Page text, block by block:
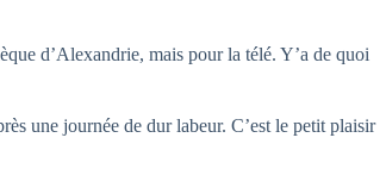
d’Alexandrie, mais pour la télé. Y’a de quoi
une journée de dur labeur. C’est le petit plaisir